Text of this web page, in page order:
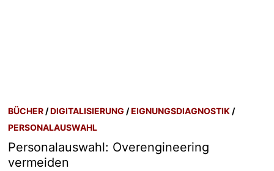
BÜCHER /DIGITALISIERUNG /EIGNUNGSDIAGNOSTIK /
PERSONALAUSWAHL
Personalauswahl: Overengineering
vermeiden